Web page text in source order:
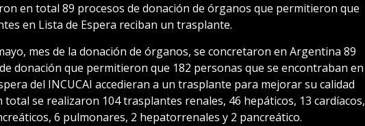
en total 89 procesos de donación de órganos que permitieron que
en Lista de Espera reciban un trasplante.
mes de la donación de órganos, se concretaron en Argentina 89
donación que permitieron que 182 personas que se encontraban en
del INCUCAI accedieran a un trasplante para mejorar su calidad
total se realizaron 104 trasplantes renales, 46 hepáticos, 13 cardíacos,
6 pulmonares, 2 hepatorrenales y 2 pancreático.